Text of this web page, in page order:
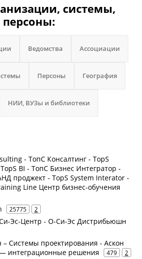
системы,
персоны:
Ведомства Ассоциации
Персоны География
НИИ, ВУЗы и библиотеки
- ТопС Консалтинг - TopS
BI - ТопС Бизнес Интегратор -
проджект - TopS System Interator -
Line Центр бизнес-обучения
25775 2
Эс-Центр - О-Си-Эс Дистрибьюшн
– Системы проектирования - Аскон
интеграционные решения
479 2